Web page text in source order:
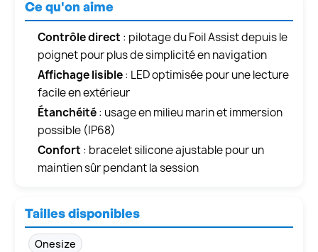
Ce qu'on aime
Contrôle direct : pilotage du Foil Assist depuis le
poignet pour plus de simplicité en navigation
Affichage lisible: LED optimisée pour une lecture
facile en extérieur
Étanchéité: usage en milieu marin et immersion
possible (IP68)
Confort : bracelet silicone ajustable pour un
maintien sûr pendant la session
Tailles disponibles
Onesize